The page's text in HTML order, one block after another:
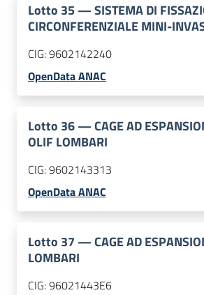
Lotto 35—SISTEMA DI
CIRCONFERENZIALE MINI-
CIG:9602142240
OpenData ANAC
Lotto 36—CAGE AD
OLIF LOMBARI
CIG:9602143313
OpenData ANAC
Lotto 37 —CAGE AD
LOMBARI
CIG:96021443E6